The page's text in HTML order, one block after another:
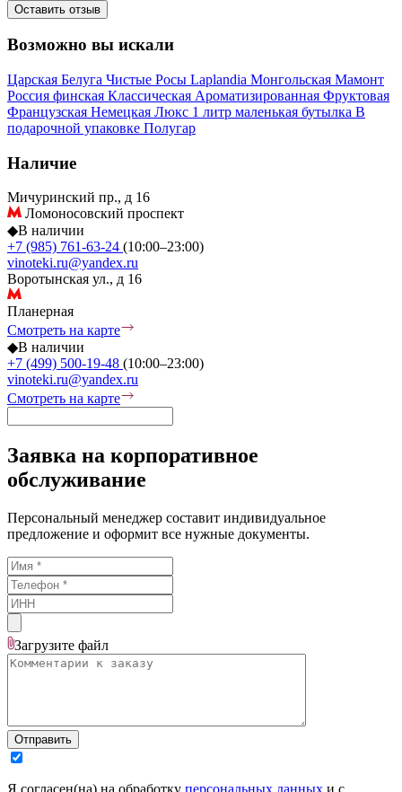
Оставить отзыв
Возможно вы искали
Царская Белуга Чистые Росы Laplandia Монгольская Мамонт
Россия финская Классическая Ароматизированная Фруктовая
Французская Немецкая Люкс 1 литр маленькая бутылка В
подарочной упаковке Полугар
Наличие
Мичуринский пр., д 16
Ломоносовский проспект
◆В наличии
+7 (985) 761-63-24 (10:00–23:00)
vinoteki.ru@yandex.ru
Воротынская ул., д 16
Планерная
Смотреть на карте
◆В наличии
+7 (499) 500-19-48 (10:00–23:00)
vinoteki.ru@yandex.ru
Смотреть на карте
Заявка на корпоративное
обслуживание
Персональный менеджер составит индивидуальное
предложение и оформит все нужные документы.
Загрузите файл
Отправить